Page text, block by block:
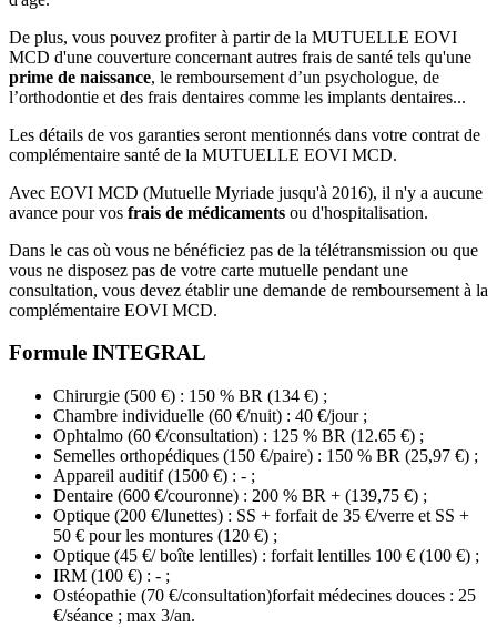
De plus, vous pouvez profiter à partir de la MUTUELLE EOVI
MCD d'une couverture concernant autres frais de santé tels qu'une
prime de naissance, le remboursement d’un psychologue, de
l’orthodontie et des frais dentaires comme les implants dentaires...
Les détails de vos garanties seront mentionnés dans votre contrat de
complémentaire santé de la MUTUELLE EOVI MCD.
Avec EOVI MCD (Mutuelle Myriade jusqu'à 2016), il n'y a aucune
avance pour vos frais de médicaments ou d'hospitalisation.
Dans le cas où vous ne bénéficiez pas de la télétransmission ou que
vous ne disposez pas de votre carte mutuelle pendant une
consultation, vous devez établir une demande de remboursement à la
complémentaire EOVI MCD.
Formule INTEGRAL
Chirurgie (500 €) : 150 % BR (134 €) ;
Chambre individuelle (60 €/nuit) : 40 €/jour ;
Ophtalmo (60 €/consultation) : 125 % BR (12.65 €) ;
Semelles orthopédiques (150 €/paire) : 150 % BR (25,97 €) ;
Appareil auditif (1500 €) : - ;
Dentaire (600 €/couronne) : 200 % BR + (139,75 €) ;
Optique (200 €/lunettes) : SS + forfait de 35 €/verre et SS +
50 € pour les montures (120 €) ;
Optique (45 €/ boîte lentilles) : forfait lentilles 100 € (100 €) ;
IRM (100 €) : - ;
Ostéopathie (70 €/consultation)forfait médecines douces : 25
€/séance ; max 3/an.